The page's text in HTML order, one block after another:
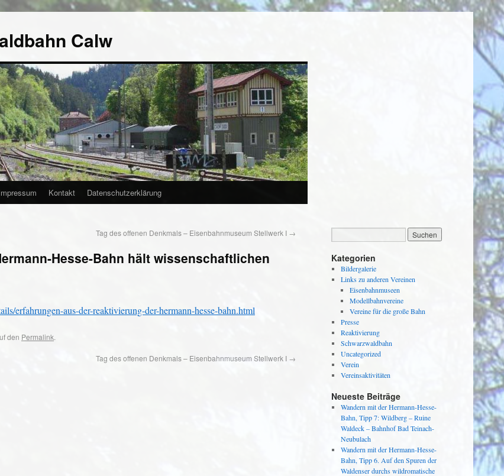
Calw
Kontakt Datenschutzerklärung
Tag des offenen Denkmals – Eisenbahnmuseum Stellwerk I →
Hesse-Bahn hält wissenschaftlichen
erfahrungen-aus-der-reaktivierung-der-hermann-hesse-bahn.html
den Permalink.
Tag des offenen Denkmals – Eisenbahnmuseum Stellwerk I →
Kategorien
Bildergalerie
Links zu anderen Vereinen
Eisenbahnmuseen
Modellbahnvereine
Vereine für die große Bahn
Presse
Reaktivierung
Schwarzwaldbahn
Uncategorized
Verein
Vereinsaktivitäten
Neueste Beiträge
Wandern mit der Hermann-Hesse-
Bahn, Tipp 7: Wildberg – Ruine
Waldeck – Bahnhof Bad Teinach-
Neubulach
Wandern mit der Hermann-Hesse-
Bahn, Tipp 6. Auf den Spuren der
Waldenser durchs wildromatische